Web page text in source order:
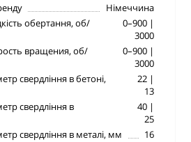
Німеччина
обертання, об/
0–900 |
3000
вращения, об/
0–900 |
3000
свердління в бетоні,
22 |
13
свердління в
40 |
25
свердління в металі, мм
16